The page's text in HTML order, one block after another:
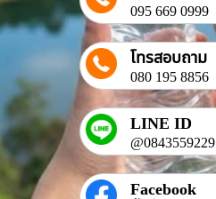
095 669 0999
โทรสอบถาม
080 195 8856
LINE ID
@0843559229
Facebook